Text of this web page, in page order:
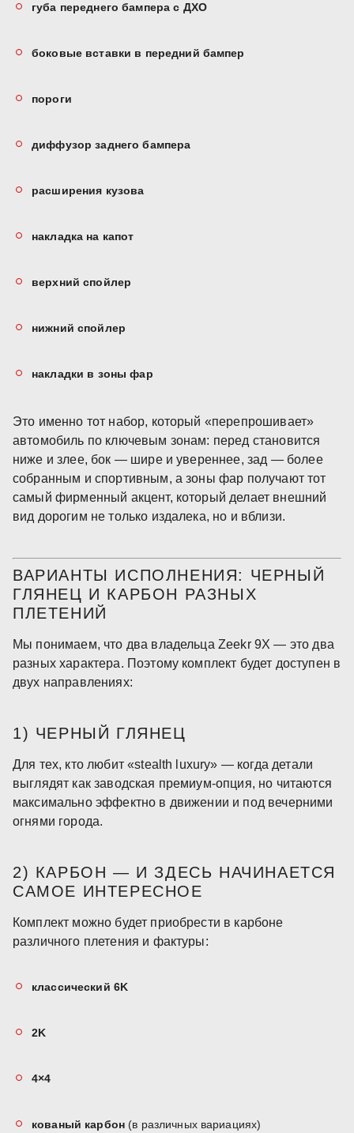
губа переднего бампера с ДХО
боковые вставки в передний бампер
пороги
диффузор заднего бампера
расширения кузова
накладка на капот
верхний спойлер
нижний спойлер
накладки в зоны фар
Это именно тот набор, который «перепрошивает»
автомобиль по ключевым зонам: перед становится
ниже и злее, бок — шире и увереннее, зад — более
собранным и спортивным, а зоны фар получают тот
самый фирменный акцент, который делает внешний
вид дорогим не только издалека, но и вблизи.
ВАРИАНТЫ ИСПОЛНЕНИЯ: ЧЕРНЫЙ
ГЛЯНЕЦ И КАРБОН РАЗНЫХ
ПЛЕТЕНИЙ
Мы понимаем, что два владельца Zeekr 9X — это два
разных характера. Поэтому комплект будет доступен в
двух направлениях:
1) ЧЕРНЫЙ ГЛЯНЕЦ
Для тех, кто любит «stealth luxury» — когда детали
выглядят как заводская премиум-опция, но читаются
максимально эффектно в движении и под вечерними
огнями города.
2) КАРБОН — И ЗДЕСЬ НАЧИНАЕТСЯ
САМОЕ ИНТЕРЕСНОЕ
Комплект можно будет приобрести в карбоне
различного плетения и фактуры:
классический 6K
2K
4×4
кованый карбон(в различных вариациях)